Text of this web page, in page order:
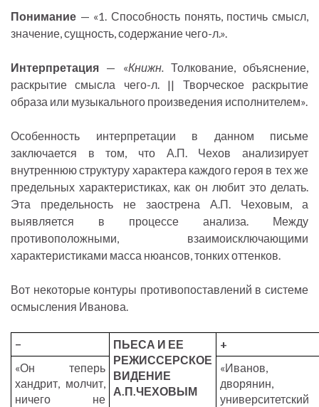
Понимание — «1. Способность понять, постичь смысл,
значение, сущность, содержание чего-л.».
Интерпретация — «Книжн.Толкование, объяснение,
раскрытие смысла чего-л. || Творческое раскрытие
образа или музыкального произведения исполнителем».
Особенность интерпретации в данном письме
заключается в том, что А.П. Чехов анализирует
внутреннюю структуру характера каждого героя в тех же
предельных характеристиках, как он любит это делать.
Эта предельность не заострена А.П. Чеховым, а
выявляется в процессе анализа. Между
противоположными, взаимоисключающими
характеристиками масса нюансов, тонких оттенков.
Вот некоторые контуры противопоставлений в системе
осмысления Иванова.
−
ПЬЕСА И ЕЕ
РЕЖИССЕРСКОЕ
ВИДЕНИЕ
А.П.ЧЕХОВЫМ
+
«Он теперь
хандрит, молчит,
ничего не
«Иванов,
дворянин,
университетский